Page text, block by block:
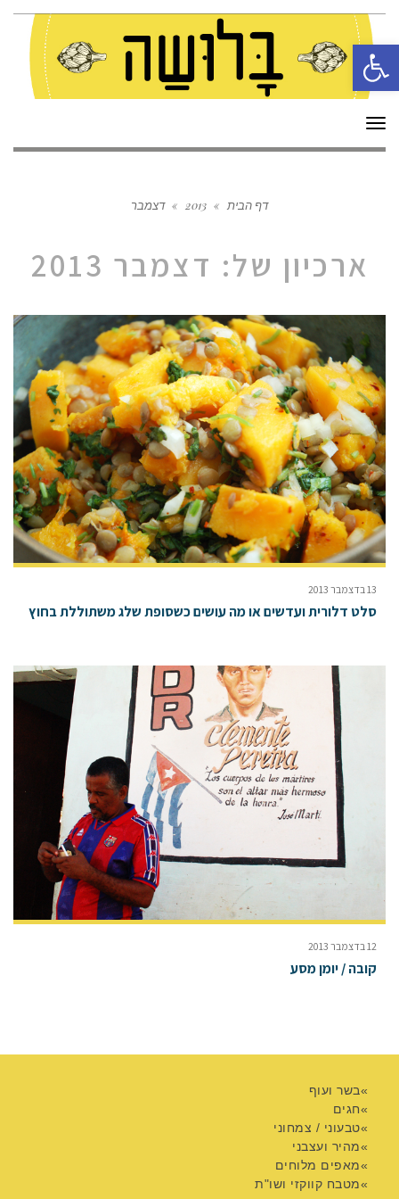
פתח סרגל נגישות
תפריט
דף הבית »
2013
» דצמבר
ארכיון של: דצמבר 2013
13 בדצמבר 2013
סלט דלורית ועדשים או מה עושים כשסופת שלג משתוללת בחוץ
12 בדצמבר 2013
קובה / יומן מסע
בשר ועוף
חגים
טבעוני / צמחוני
מהיר ועצבני
מאפים מלוחים
מטבח קווקזי ושו"ת